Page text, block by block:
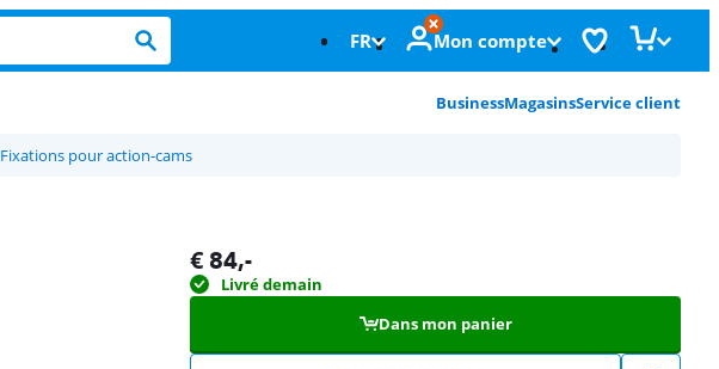
FR Mon compte
BusinessMagasinsService client
Fixations pour action-cams
€ 84,-
Livré demain
Dans mon panier